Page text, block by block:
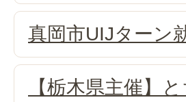
真岡市UIJターン
【栃木県主催】